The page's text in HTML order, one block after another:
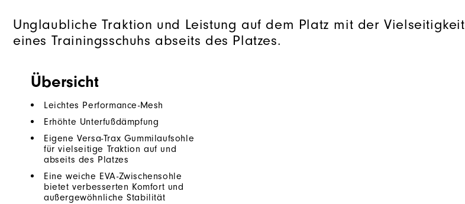
Unglaubliche Traktion und Leistung auf dem Platz mit der Vielseitigkeit
eines Trainingsschuhs abseits des Platzes.
Übersicht
Leichtes Performance-Mesh
Erhöhte Unterfußdämpfung
Eigene Versa-Trax Gummilaufsohle
für vielseitige Traktion auf und
abseits des Platzes
Eine weiche EVA-Zwischensohle
bietet verbesserten Komfort und
außergewöhnliche Stabilität